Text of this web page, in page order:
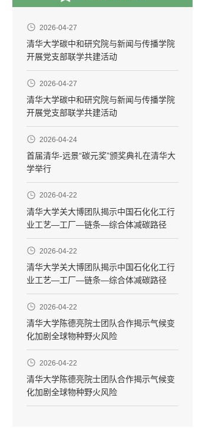
2026-04-27
清华大学碳中和研究院与新闻与传播学院
开展党支部联学共建活动
2026-04-27
清华大学碳中和研究院与新闻与传播学院
开展党支部联学共建活动
2026-04-24
首届清华-远景“碳元奖”颁奖典礼在清华大
学举行
2026-04-22
清华大学关大博团队揭示中国石化化工行
业工艺—工厂—链条—综合体减碳路径
2026-04-22
清华大学关大博团队揭示中国石化化工行
业工艺—工厂—链条—综合体减碳路径
2026-04-22
清华大学陈德亮院士团队合作揭示气候变
化加剧全球物种野火风险
2026-04-22
清华大学陈德亮院士团队合作揭示气候变
化加剧全球物种野火风险